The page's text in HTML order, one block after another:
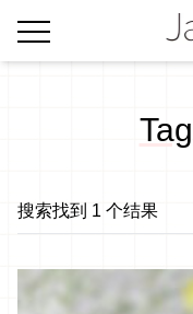
搜索找到 1 个结果